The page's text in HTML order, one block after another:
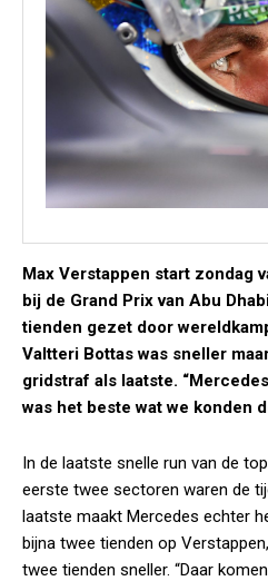
Max Verstappen start zondag
bij de Grand Prix van Abu
tienden gezet door
Valtteri Bottas was sneller
gridstraf als laatste.
was het beste wat we konden
In de laatste snelle run van de
eerste twee sectoren waren de
laatste maakt Mercedes echter
bijna twee tienden op
twee tienden sneller. “Daar